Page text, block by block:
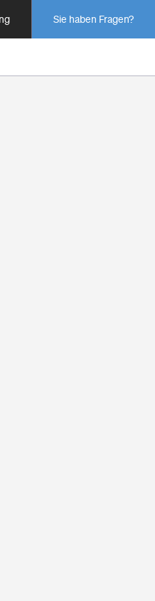
Sie haben Fragen?